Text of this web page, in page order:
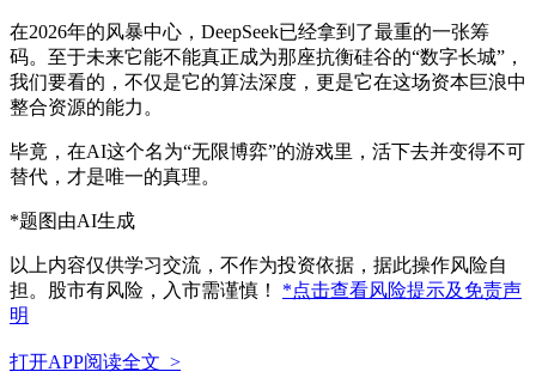
在2026年的风暴中心，DeepSeek已经拿到了最重的一张筹
码。至于未来它能不能真正成为那座抗衡硅谷的“数字长城”，
我们要看的，不仅是它的算法深度，更是它在这场资本巨浪中
整合资源的能力。
毕竟，在AI这个名为“无限博弈”的游戏里，活下去并变得不可
替代，才是唯一的真理。
*题图由AI生成
以上内容仅供学习交流，不作为投资依据，据此操作风险自
担。股市有风险，入市需谨慎！ *点击查看风险提示及免责声
明
打开APP阅读全文 >